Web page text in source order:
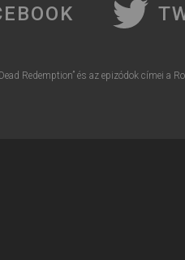
Redemption” és az epizódok címei